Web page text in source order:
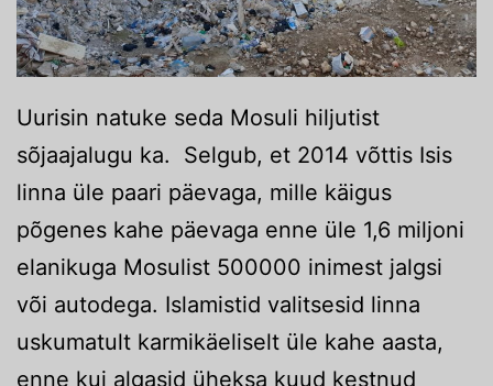
Uurisin natuke seda Mosuli hiljutist
sõjaajalugu ka. Selgub, et 2014 võttis Isis
linna üle paari päevaga, mille käigus
põgenes kahe päevaga enne üle 1,6 miljoni
elanikuga Mosulist 500000 inimest jalgsi
või autodega. Islamistid valitsesid linna
uskumatult karmikäeliselt üle kahe aasta,
enne kui algasid üheksa kuud kestnud